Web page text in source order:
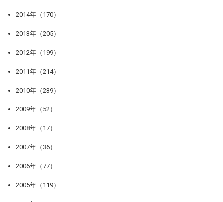
2014年（170）
2013年（205）
2012年（199）
2011年（214）
2010年（239）
2009年（52）
2008年（17）
2007年（36）
2006年（77）
2005年（119）